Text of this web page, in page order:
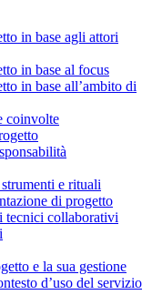
in base agli attori
in base al focus
in base all’ambito di
coinvolte
e rituali
di progetto
tecnici collaborativi
e la sua gestione
d’uso del servizio